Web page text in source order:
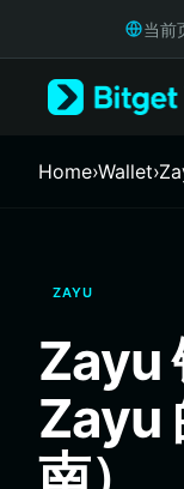
Русский
Italiano
繁體中文
Português (Portugal)
Bahasa Indonesia
ภาษาไทย
Español
当前
Home›Wallet›
ZAYU
Zayu
Zayu
南）